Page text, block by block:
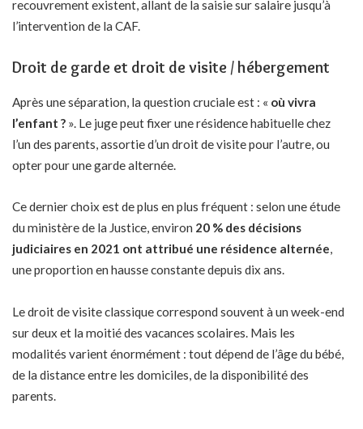
recouvrement existent, allant de la saisie sur salaire jusqu’à
l’intervention de la CAF.
Droit de garde et droit de visite / hébergement
Après une séparation, la question cruciale est : « où vivra
l’enfant ? ». Le juge peut fixer une résidence habituelle chez
l’un des parents, assortie d’un droit de visite pour l’autre, ou
opter pour une garde alternée.
Ce dernier choix est de plus en plus fréquent : selon une étude
du ministère de la Justice, environ 20 % des décisions
judiciaires en 2021 ont attribué une résidence alternée,
une proportion en hausse constante depuis dix ans.
Le droit de visite classique correspond souvent à un week-end
sur deux et la moitié des vacances scolaires. Mais les
modalités varient énormément : tout dépend de l’âge du bébé,
de la distance entre les domiciles, de la disponibilité des
parents.